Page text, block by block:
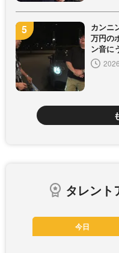
カンニ
万円の
ン音に
タレント
今日